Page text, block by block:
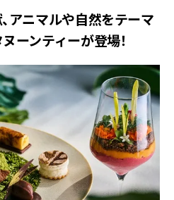
アニマルや自然をテーマ
ーンティーが登場！